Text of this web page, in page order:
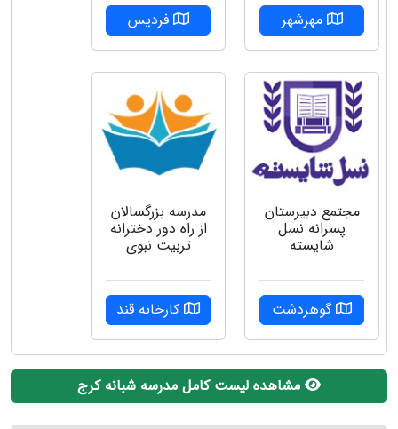
مهرشهر فردیس
مجتمع دبیرستان
پسرانه نسل
شایسته
گوهردشت
مدرسه بزرگسالان
از راه دور دخترانه
تربیت نبوی
کارخانه قند
مشاهده لیست کامل مدرسه شبانه کرج